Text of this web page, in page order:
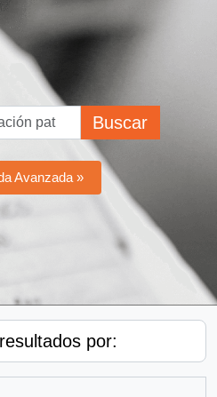
Buscar
Avanzada »
por: